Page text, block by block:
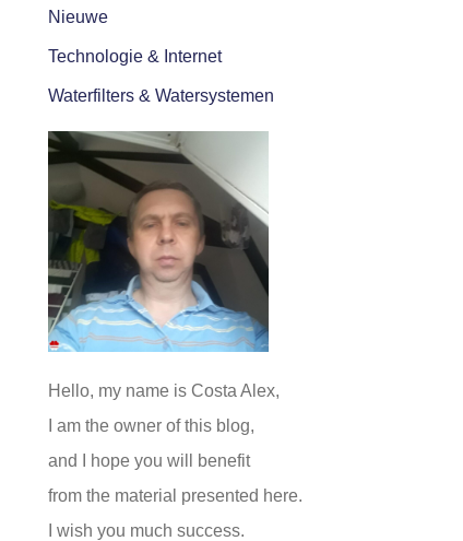
Nieuwe
Technologie & Internet
Waterfilters & Watersystemen
Hello, my name is Costa Alex,
I am the owner of this blog,
and I hope you will benefit
from the material presented here.
I wish you much success.